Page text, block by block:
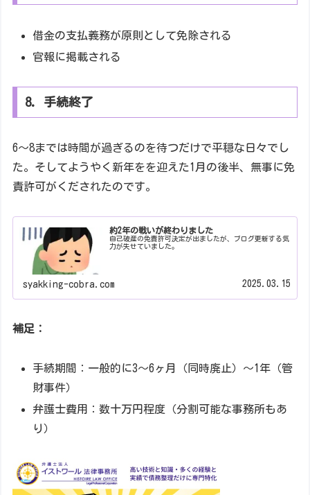
借金の支払義務が原則として免除される
官報に掲載される
8. 手続終了
6～8までは時間が過ぎるのを待つだけで平穏な日々でし
た。そしてようやく新年をを迎えた1月の後半、無事に免
責許可がくだされたのです。
約2年の戦いが終わりました
自己破産の免責許可決定が出ましたが、ブログ更新する気
力が失せていました。
syakking-cobra.com 2025.03.15
補足：
手続期間：一般的に3～6ヶ月（同時廃止）〜1年（管
財事件）
弁護士費用：数十万円程度（分割可能な事務所もあ
り）